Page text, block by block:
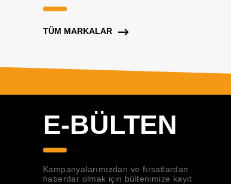
TÜM MARKALAR
E-BÜLTEN
Kampanyalarımızdan ve fırsatlardan
haberdar olmak için bültenimize kayıt